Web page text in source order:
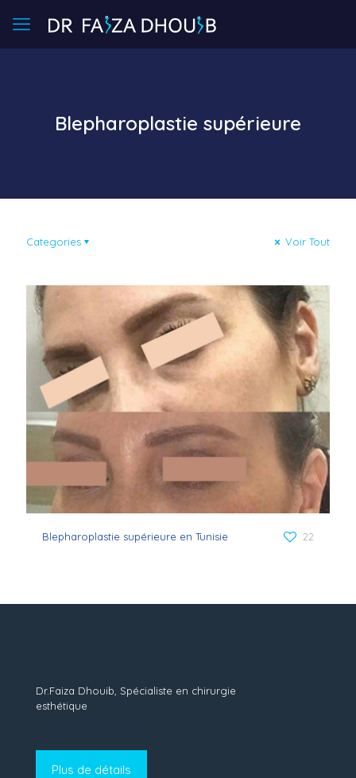
Blepharoplastie supérieure
Categories Voir Tout
Blepharoplastie supérieure en Tunisie 22
Dr.Faiza Dhouib, Spécialiste en chirurgie
esthétique
Plus de détails